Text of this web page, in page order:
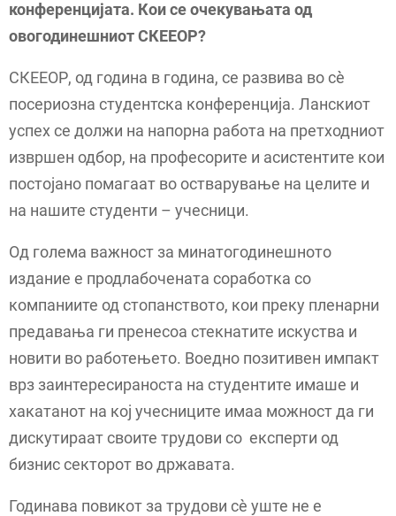
конференцијата. Кои се очекувањата од
овогодинешниот СКЕЕОР?
СКЕЕОР, од година в година, се развива во сè
посериозна студентска конференција. Ланскиот
успех се должи на напорна работа на претходниот
извршен одбор, на професорите и асистентите кои
постојано помагаат во остварување на целите и
на нашите студенти – учесници.
Од голема важност за минатогодинешното
издание е продлабочената соработка со
компаниите од стопанството, кои преку пленарни
предавања ги пренесоа стекнатите искуства и
новити во работењето. Воедно позитивен импакт
врз заинтересираноста на студентите имаше и
хакатанот на кој учесниците имаа можност да ги
дискутираат своите трудови со експерти од
бизнис секторот во државата.
Годинава повикот за трудови сè уште не е